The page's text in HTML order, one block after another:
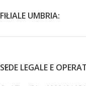
FILIALE UMBRIA:
SEDE LEGALE E